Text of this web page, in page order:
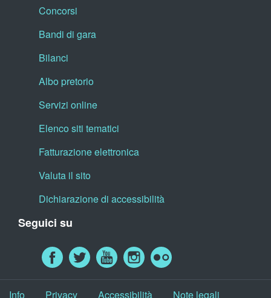
Concorsi
Bandi di gara
Bilanci
Albo pretorio
Servizi online
Elenco siti tematici
Fatturazione elettronica
Valuta il sito
Dichiarazione di accessibilità
Seguici su
Info Privacy Accessibilità Note legali